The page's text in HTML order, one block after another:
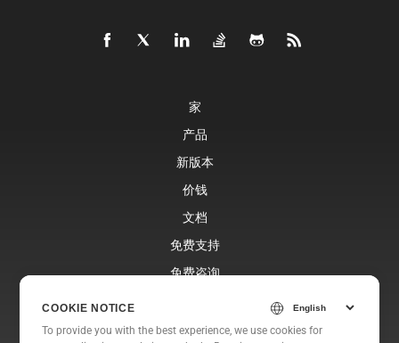
家
产品
新版本
价钱
文档
免费支持
免费咨询
网站
COOKIE NOTICE
To provide you with the best experience, we use cookies for